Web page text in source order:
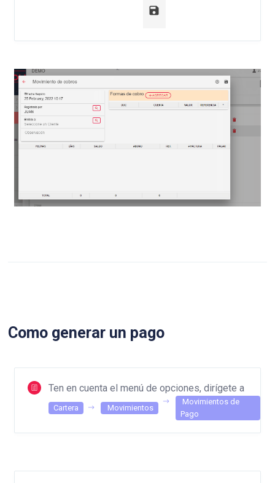
Como generar un pago
Ten en cuenta el menú de opciones, dirígete a
Cartera Movimientos
Movimientos de
Pago